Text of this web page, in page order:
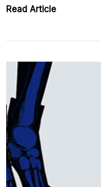
Read Article